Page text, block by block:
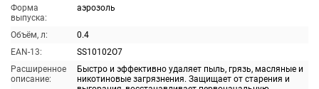
Форма
выпуска:
аэрозоль
Объём, л:
0.4
EAN-13:
SS10102O7
Расширенное
описание:
Быстро и эффективно удаляет пыль, грязь, масляные и
никотиновые загрязнения. Защищает от старения и